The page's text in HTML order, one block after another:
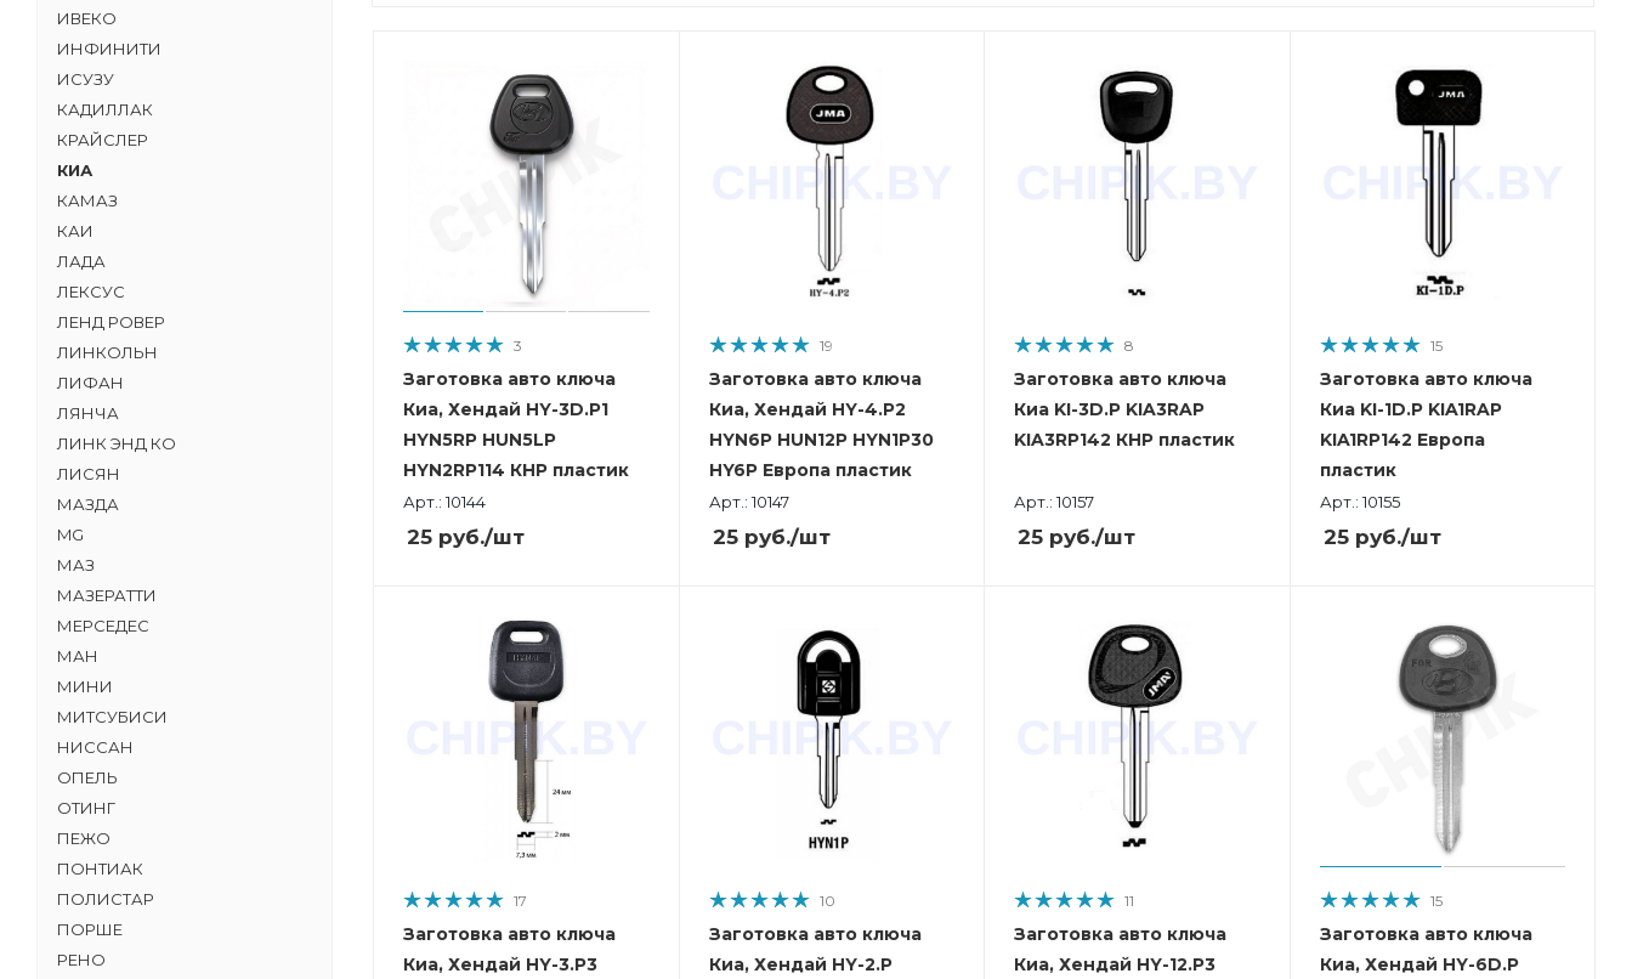
3
Заготовка авто ключа
Киа, Хендай HY-3D.P1
HYN5RP HUN5LP
HYN2RP114 КНР пластик
Арт.: 10144
25 руб./шт
19
Заготовка авто ключа
Киа, Хендай HY-4.P2
HYN6P HUN12P HYN1P30
HY6P Европа пластик
Арт.: 10147
25руб./шт
8
Заготовка авто ключа
Киа KI-3D.P KIA3RAP
KIA3RP142 КНР пластик
Арт.: 10157
25 руб./шт
15
Заготовка авто ключа
Киа KI-1D.P KIA1RAP
KIA1RP142 Европа
пластик
Арт.: 10155
25руб./шт
17
Заготовка авто ключа
Киа, Хендай HY-3.P3
10
Заготовка авто ключа
Киа, Хендай HY-2.P
11
Заготовка авто ключа
Киа, Хендай HY-12.P3
15
Заготовка авто ключа
Киа, Хендай HY-6D.P
ИВЕКО
ИНФИНИТИ
ИСУЗУ
КАДИЛЛАК
КРАЙСЛЕР
КИА
КАМАЗ
КАИ
ЛАДА
ЛЕКСУС
ЛЕНД РОВЕР
ЛИНКОЛЬН
ЛИФАН
ЛЯНЧА
ЛИНК ЭНД КО
ЛИСЯН
МАЗДА
MG
МАЗ
МАЗЕРАТТИ
МЕРСЕДЕС
МАН
МИНИ
МИТСУБИСИ
НИССАН
ОПЕЛЬ
ОТИНГ
ПЕЖО
ПОНТИАК
ПОЛИСТАР
ПОРШЕ
РЕНО